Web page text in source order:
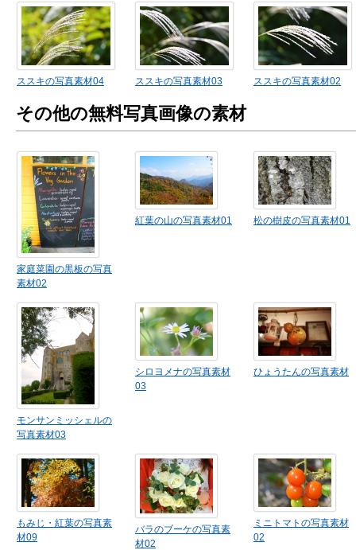
ススキの写真素材04 ススキの写真素材03 ススキの写真素材02
その他の無料写真画像の素材
家庭菜園の黒板の写真
素材02
紅葉の山の写真素材01 松の樹皮の写真素材01
モンサンミッシェルの
写真素材03
シロヨメナの写真素材
03
ひょうたんの写真素材
もみじ・紅葉の写真素
材09
バラのブーケの写真素
材02
ミニトマトの写真素材
02